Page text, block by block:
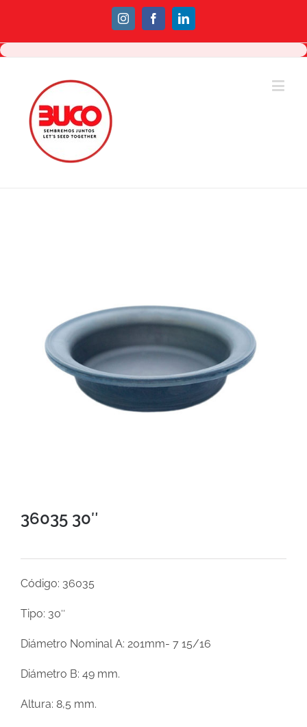
InstagramFacebookLinkedin
36035 30″
Código: 36035
Tipo: 30″
Diámetro Nominal A: 201mm- 7 15/16
Diámetro B: 49 mm.
Altura: 8,5 mm.